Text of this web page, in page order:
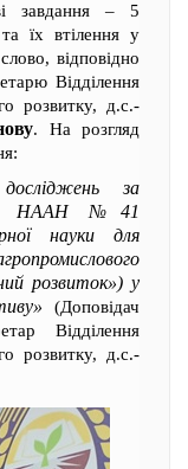
завдання – 5
їх втілення у
відповідно
Відділення
розвитку, д.с.-
. На розгляд
за
НААН №41
науки для
розвиток») у
(Доповідач
Відділення
розвитку, д.с.-